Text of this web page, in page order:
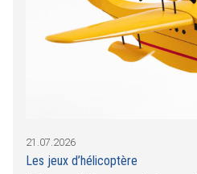
21.07.2026
Les jeux d’hélicoptère